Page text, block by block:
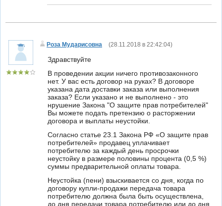
Роза Мударисовна (28.11.2018 в 22:42:04)
Здравствуйте
В проведении акции ничего противозаконного
нет. У вас есть договор на руках? В договоре
указана дата доставки заказа или выполнения
заказа? Если указано и не выполнено - это
нрушение Закона "О защите прав потребителей"
Вы можете подать претензию о расторжении
договора и выплаты неустойки.
Согласно статье 23.1 Закона РФ «О защите прав
потребителей» продавец уплачивает
потребителю за каждый день просрочки
неустойку в размере половины процента (0,5 %)
суммы предварительной оплаты товара.
Неустойка (пени) взыскивается со дня, когда по
договору купли-продажи передача товара
потребителю должна была быть осуществлена,
до дня передачи товара потребителю или до дня